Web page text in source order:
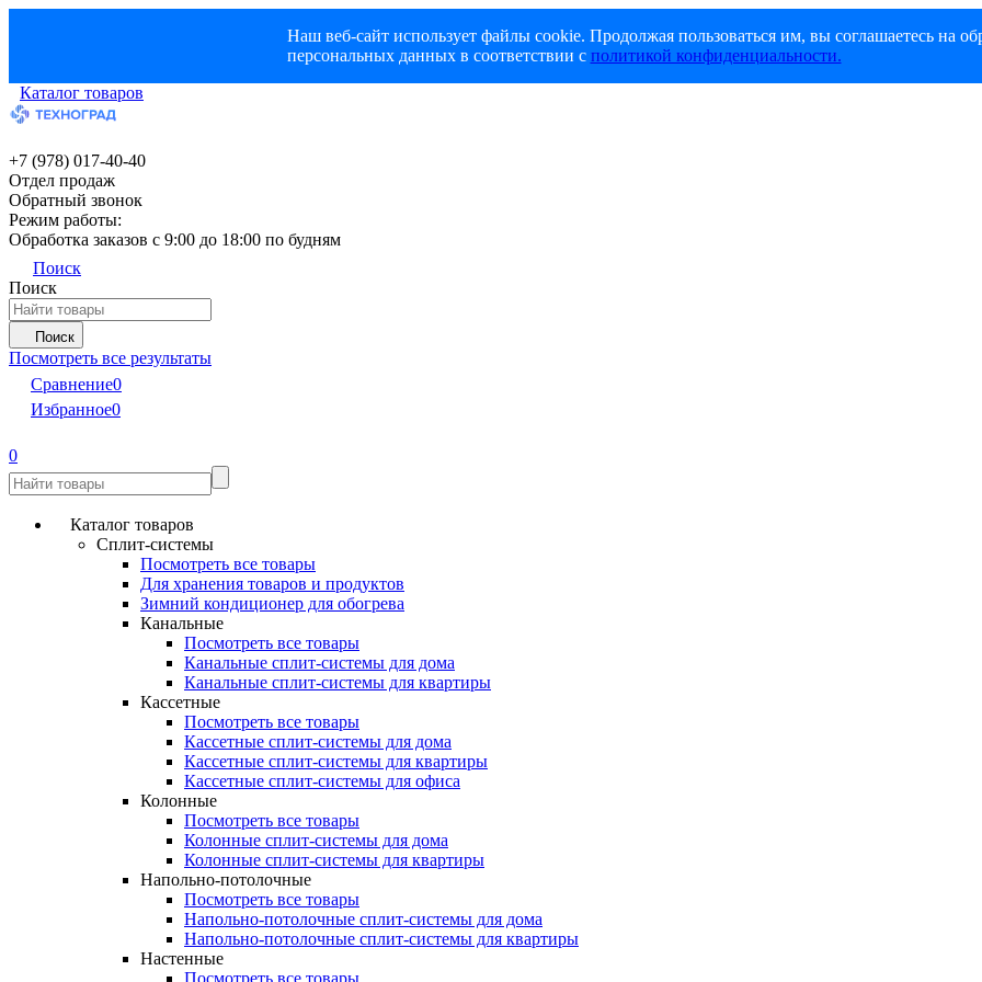
Наш веб-сайт использует файлы cookie. Продолжая пользоваться им, вы соглашаетесь на
персональных данных в соответствии с политикой конфиденциальности.
Каталог товаров
+7 (978) 017-40-40
Отдел продаж
Обратный звонок
Режим работы:
Обработка заказов с 9:00 до 18:00 по будням
Поиск
Поиск
Поиск
Посмотреть все результаты
Сравнение0
Избранное0
0
Каталог товаров
Сплит-системы
Посмотреть все товары
Для хранения товаров и продуктов
Зимний кондиционер для обогрева
Канальные
Посмотреть все товары
Канальные сплит-системы для дома
Канальные сплит-системы для квартиры
Кассетные
Посмотреть все товары
Кассетные сплит-системы для дома
Кассетные сплит-системы для квартиры
Кассетные сплит-системы для офиса
Колонные
Посмотреть все товары
Колонные сплит-системы для дома
Колонные сплит-системы для квартиры
Напольно-потолочные
Посмотреть все товары
Напольно-потолочные сплит-системы для дома
Напольно-потолочные сплит-системы для квартиры
Настенные
Посмотреть все товары